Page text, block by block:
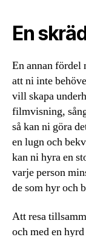
En
En annan fördel
att ni inte
vill skapa
filmvisning,
så kan ni göra
en lugn och
kan ni hyra en
varje person
de som hyr och
Att resa
och med en